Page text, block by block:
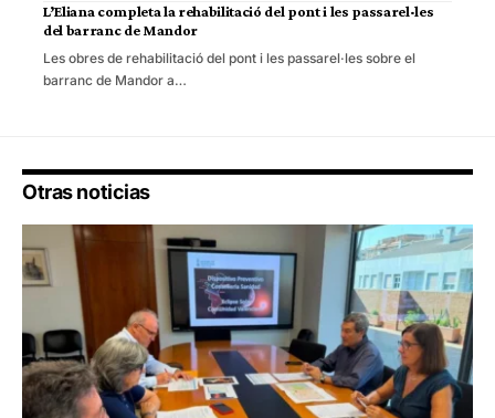
L’Eliana completa la rehabilitació del pont i les passarel·les
del barranc de Mandor
Les obres de rehabilitació del pont i les passarel·les sobre el
barranc de Mandor a…
Otras noticias